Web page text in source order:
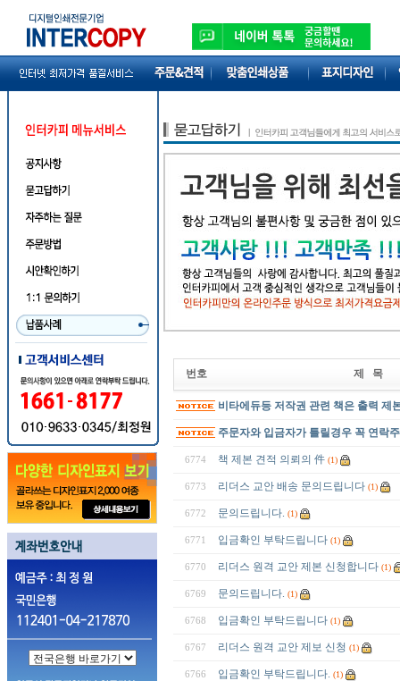
번호 제 목
비타에듀등 저작권 관련 책은 출력 제
주문자와 입금자가 틀릴경우 꼭 연락
6774 책 제본 견적 의뢰의 件 (1)
6773 리더스 교안 배송 문의드립니다 (1)
6772 문의드립니다. (1)
6771 입금확인 부탁드립니다 (1)
6770 리더스 원격 교안 제본 신청합니다 (1)
6769 문의드립니다. (1)
6768 입금확인 부탁드립니다 (1)
6767 리더스 원격 교안 제보 신청 (1)
6766 입금확인 부탁드립니다. (1)